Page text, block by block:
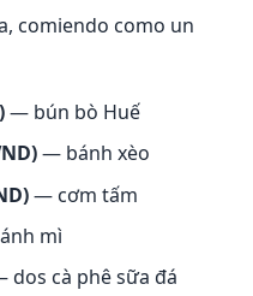
comiendo como un
— bún bò Huế
— bánh xèo
— cơm tấm
mì
dos cà phê sữa đá